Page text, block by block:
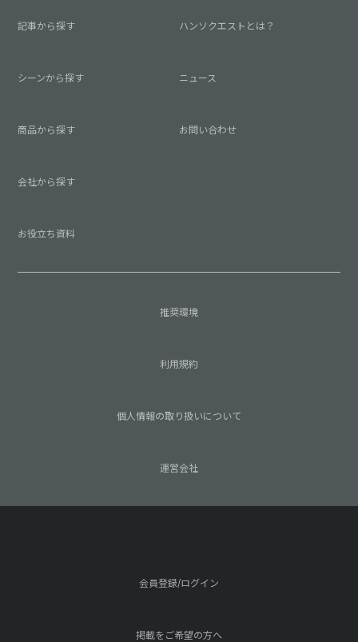
記事から探す
シーンから探す
商品から探す
会社から探す
お役立ち資料
ハンソクエストとは？
ニュース
お問い合わせ
推奨環境
利用規約
個人情報の取り扱いについて
運営会社
会員登録/ログイン
掲載をご希望の方へ